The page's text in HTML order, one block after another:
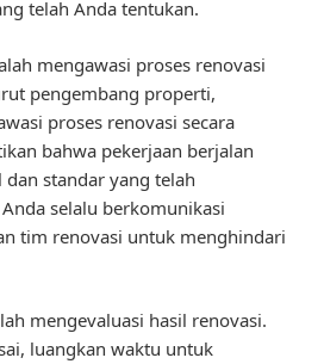
telah Anda tentukan.
mengawasi proses renovasi
pengembang properti,
proses renovasi secara
bahwa pekerjaan berjalan
standar yang telah
selalu berkomunikasi
tim renovasi untuk menghindari
mengevaluasi hasil renovasi.
luangkan waktu untuk